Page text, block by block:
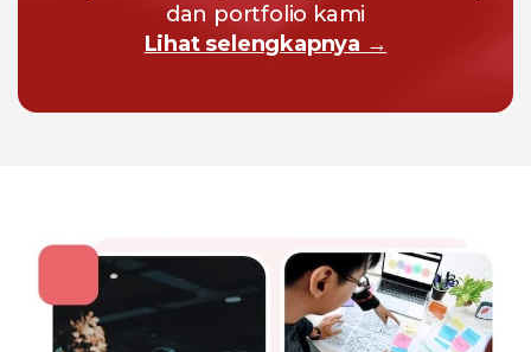
dan portfolio kami
Lihat selengkapnya →